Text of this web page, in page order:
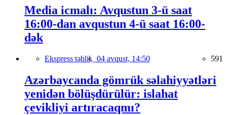
Media icmalı: Avqustun 3-ü saat
16:00-dan avqustun 4-ü saat 16:00-
dək
Ekspress təhlil, 04 avqust, 14:50 591
Azərbaycanda gömrük səlahiyyətləri
yenidən bölüşdürülür: islahat
çevikliyi artıracaqmı?